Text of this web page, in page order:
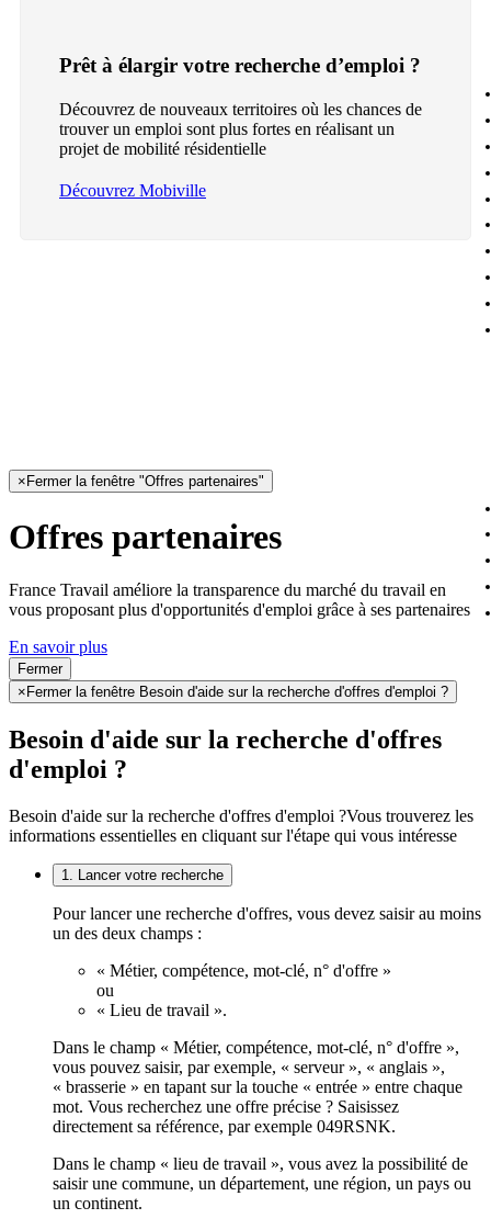
Prêt à élargir votre recherche d’emploi ?
Découvrez de nouveaux territoires où les chances de
trouver un emploi sont plus fortes en réalisant un
projet de mobilité résidentielle
Découvrez Mobiville
× Fermer la fenêtre "Offres partenaires"
Offres partenaires
France Travail améliore la transparence du marché du travail en
vous proposant plus d'opportunités d'emploi grâce à ses partenaires
En savoir plus
Fermer
× Fermer la fenêtre Besoin d'aide sur la recherche d'offres d'emploi ?
Besoin d'aide sur la recherche d'offres
d'emploi ?
Besoin d'aide sur la recherche d'offres d'emploi ?Vous trouverez les
informations essentielles en cliquant sur l'étape qui vous intéresse
1. Lancer votre recherche
Pour lancer une recherche d'offres, vous devez saisir au moins
un des deux champs :
« Métier, compétence, mot-clé, n° d'offre »
ou
« Lieu de travail ».
Dans le champ « Métier, compétence, mot-clé, n° d'offre »,
vous pouvez saisir, par exemple, « serveur », « anglais »,
« brasserie » en tapant sur la touche « entrée » entre chaque
mot. Vous recherchez une offre précise ? Saisissez
directement sa référence, par exemple 049RSNK.
Dans le champ « lieu de travail », vous avez la possibilité de
saisir une commune, un département, une région, un pays ou
un continent.